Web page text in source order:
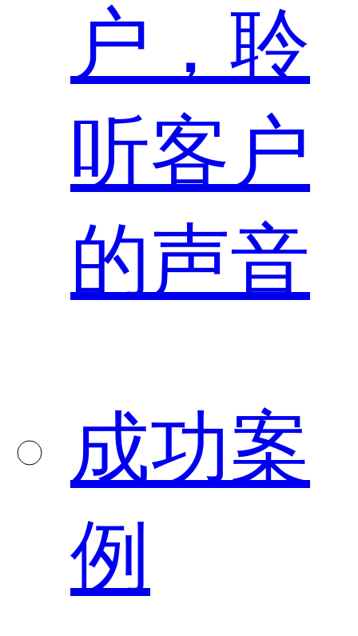
户，聆
听客户
的声音
成功案
例